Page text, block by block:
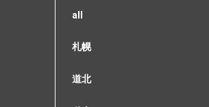
all
札幌
道北